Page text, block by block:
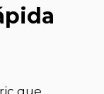
que